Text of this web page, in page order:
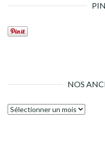
NOS
Nos